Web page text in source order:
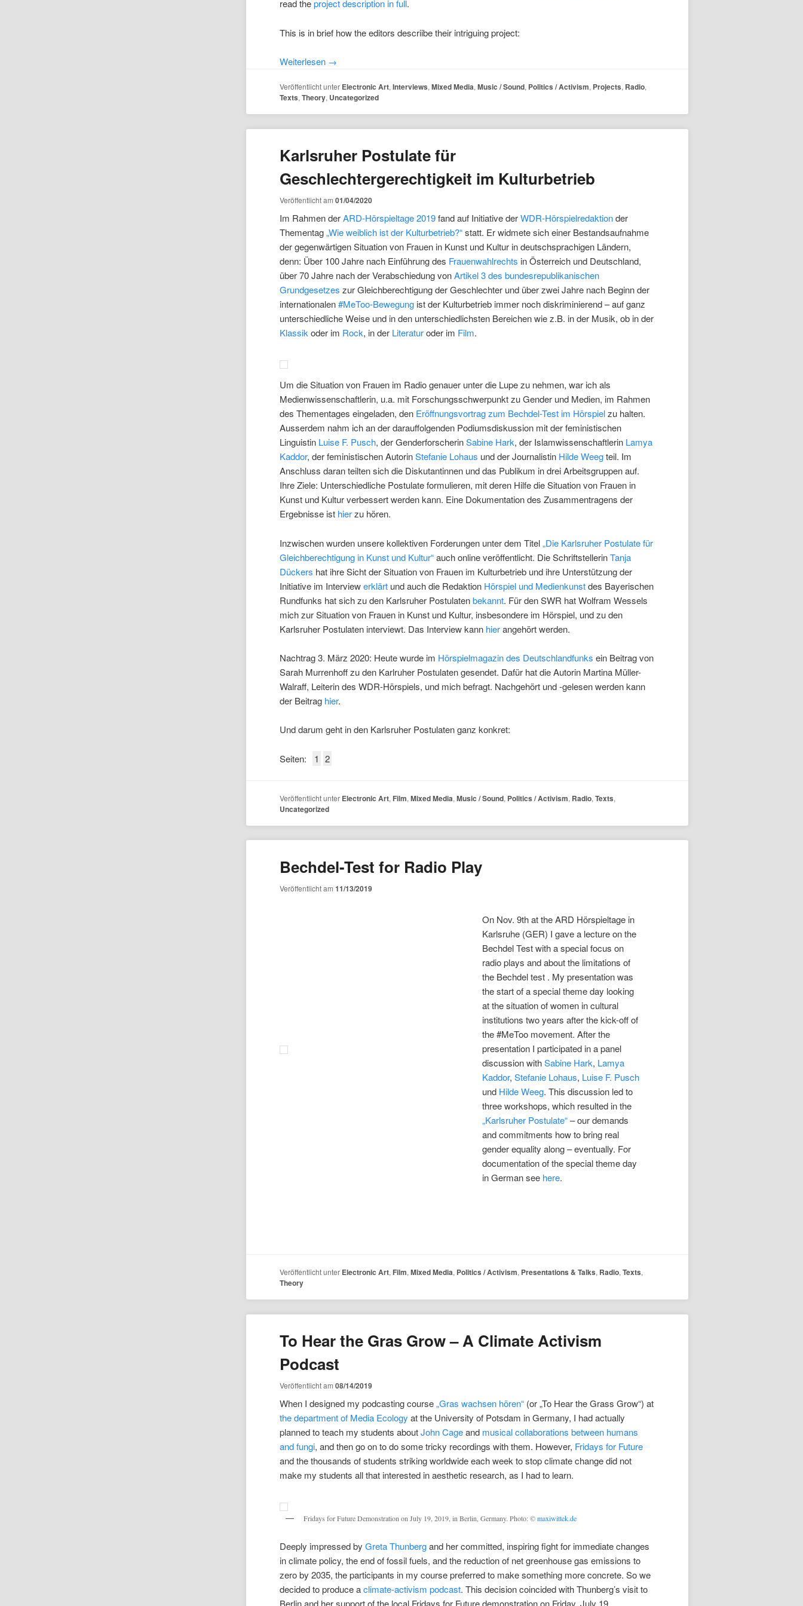
read theproject description in full.
This is in brief how the editors descriibe their intriguing project:
Weiterlesen →
Veröffentlicht unter Electronic Art,Interviews,Mixed Media,Music / Sound, Politics / Activism, Projects, Radio,
Texts,Theory, Uncategorized
Karlsruher Postulate für
Geschlechtergerechtigkeit im Kulturbetrieb
Veröffentlicht am01/04/2020
Im Rahmen derARD-Hörspieltage 2019fand auf Initiative derWDR-Hörspielredaktionder
Thementag„Wie weiblich ist der Kulturbetrieb?“statt. Er widmete sich einer Bestandsaufnahme
der gegenwärtigen Situation von Frauen in Kunst und Kultur in deutschsprachigen Ländern,
denn: Über 100 Jahre nach Einführung des Frauenwahlrechts in Österreich und Deutschland,
über 70 Jahre nach der Verabschiedung vonArtikel 3 des bundesrepublikanischen
Grundgesetzes zur Gleichberechtigung der Geschlechter und über zwei Jahre nach Beginn der
internationalen#MeToo-Bewegung ist der Kulturbetrieb immer noch diskriminierend – auf ganz
unterschiedliche Weise und in den unterschiedlichsten Bereichen wie z.B. in der Musik, ob in der
Klassik oder im Rock, in der Literaturoder im Film.
Um die Situation von Frauen im Radio genauer unter die Lupe zu nehmen, war ich als
Medienwissenschaftlerin, u.a. mit Forschungsschwerpunkt zu Gender und Medien, im Rahmen
des Thementages eingeladen, den Eröffnungsvortrag zum Bechdel-Test im Hörspielzu halten.
Ausserdem nahm ich an der darauffolgenden Podiumsdiskussion mit der feministischen
Linguistin Luise F. Pusch, der GenderforscherinSabine Hark, der Islamwissenschaftlerin Lamya
Kaddor, der feministischen AutorinStefanie Lohaus und der Journalistin Hilde Weegteil. Im
Anschluss daran teilten sich die Diskutantinnen und das Publikum in drei Arbeitsgruppen auf.
Ihre Ziele: Unterschiedliche Postulate formulieren, mit deren Hilfe die Situation von Frauen in
Kunst und Kultur verbessert werden kann. Eine Dokumentation des Zusammentragens der
Ergebnisse ist hierzu hören.
Inzwischen wurden unsere kollektiven Forderungen unter dem Titel„Die Karlsruher Postulate für
Gleichberechtigung in Kunst und Kultur“auch online veröffentlicht. Die SchriftstellerinTanja
Dückers hat ihre Sicht der Situation von Frauen im Kulturbetrieb und ihre Unterstützung der
Initiative im Interviewerklärt und auch die Redaktion Hörspiel und Medienkunstdes Bayerischen
Rundfunks hat sich zu den Karlsruher Postulatenbekannt. Für den SWR hat Wolfram Wessels
mich zur Situation von Frauen in Kunst und Kultur, insbesondere im Hörspiel, und zu den
Karlsruher Postulaten interviewt. Das Interview kann hierangehört werden.
Nachtrag 3. März 2020: Heute wurde im Hörspielmagazin des Deutschlandfunks ein Beitrag von
Sarah Murrenhoff zu den Karlruher Postulaten gesendet. Dafür hat die Autorin Martina Müller-
Walraff, Leiterin des WDR-Hörspiels, und mich befragt. Nachgehört und -gelesen werden kann
der Beitrag hier.
Und darum geht in den Karlsruher Postulaten ganz konkret:
Seiten: 1 2
Veröffentlicht unter Electronic Art, Film,Mixed Media,Music / Sound, Politics / Activism, Radio,Texts,
Uncategorized
Bechdel-Test for Radio Play
Veröffentlicht am11/13/2019
On Nov. 9th at the ARD Hörspieltage in
Karlsruhe (GER) I gave a lecture on the
Bechdel Test with a special focus on
radio plays and about the limitations of
the Bechdel test . My presentation was
the start of a special theme day looking
at the situation of women in cultural
institutions two years after the kick-off of
the #MeToo movement. After the
presentation I participated in a panel
discussion withSabine Hark, Lamya
Kaddor,Stefanie Lohaus, Luise F. Pusch
und Hilde Weeg. This discussion led to
three workshops, which resulted in the
„Karlsruher Postulate“– our demands
and commitments how to bring real
gender equality along – eventually. For
documentation of the special theme day
in German see here.
Veröffentlicht unter Electronic Art, Film,Mixed Media, Politics / Activism, Presentations & Talks, Radio,Texts,
Theory
To Hear the Gras Grow – A Climate Activism
Podcast
Veröffentlicht am08/14/2019
When I designed my podcasting course„Gras wachsen hören“ (or „To Hear the Grass Grow“) at
the department of Media Ecologyat the University of Potsdam in Germany, I had actually
planned to teach my students aboutJohn Cageand musical collaborations between humans
and fungi, and then go on to do some tricky recordings with them. However, Fridays for Future
and the thousands of students striking worldwide each week to stop climate change did not
make my students all that interested in aesthetic research, as I had to learn.
Fridays for Future Demonstration on July 19, 2019, in Berlin, Germany. Photo: ©maxiwittek.de
Deeply impressed byGreta Thunbergand her committed, inspiring fight for immediate changes
in climate policy, the end of fossil fuels, and the reduction of net greenhouse gas emissions to
zero by 2035, the participants in my course preferred to make something more concrete. So we
decided to produce aclimate-activism podcast. This decision coincided with Thunberg’s visit to
Berlin and her support of the local Fridays for Future demonstration on Friday, July 19.